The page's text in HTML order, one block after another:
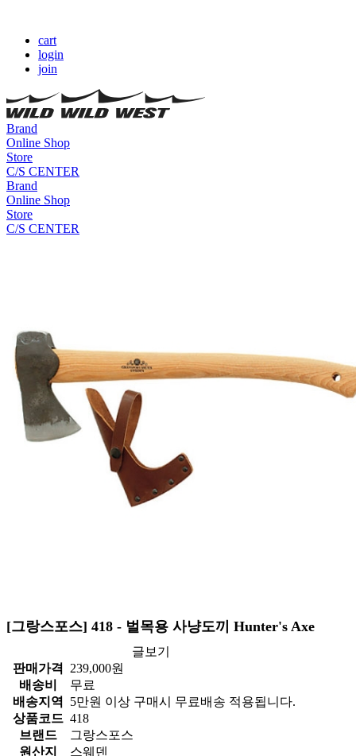
login
join
Brand
Online Shop
Store
C/S CENTER
Brand
Online Shop
Store
C/S CENTER
글보기
배송비
무료
배송지역
5만원 이상 구매시 무료배송 적용됩니다.
상품코드 418
브랜드
그랑스포스
원산지
스웨덴
수량